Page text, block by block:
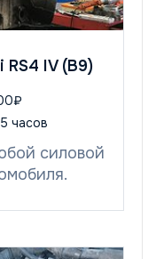
RS4 IV (B9)
часов
силовой